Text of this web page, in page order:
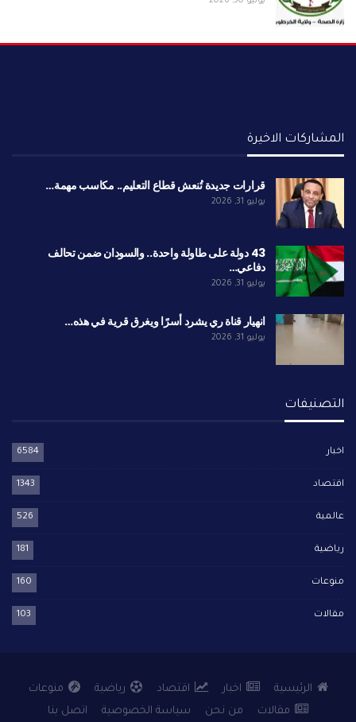
المشاركات الاخيرة
قرارات جديدة تُنعش قطاع التعليم.. مكاسب مهمة…
يوليو 31, 2026
43 دولة على طاولة واحدة.. والسودان ضمن تحالف
دفاعي…
يوليو 31, 2026
انهيار قناة ري يشرد أسرًا ويغرق قرية في هذه…
يوليو 31, 2026
التصنيفات
اخبار 6584
اقتصاد 1343
عالمية 526
رياضية 181
منوعات 160
مقالات 103
الرئيسية اخبار اقتصاد رياضية
منوعات
مقالات
من نحن سياسة الخصوصية اتصل بنا